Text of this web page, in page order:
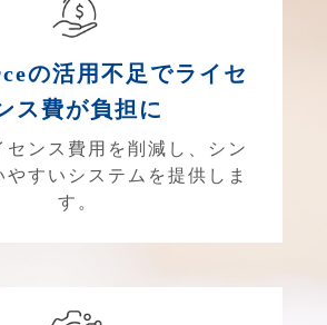
の活用不足でライセ
ス費が負担に
センス費用を削減し、シン
やすいシステムを提供しま
す。